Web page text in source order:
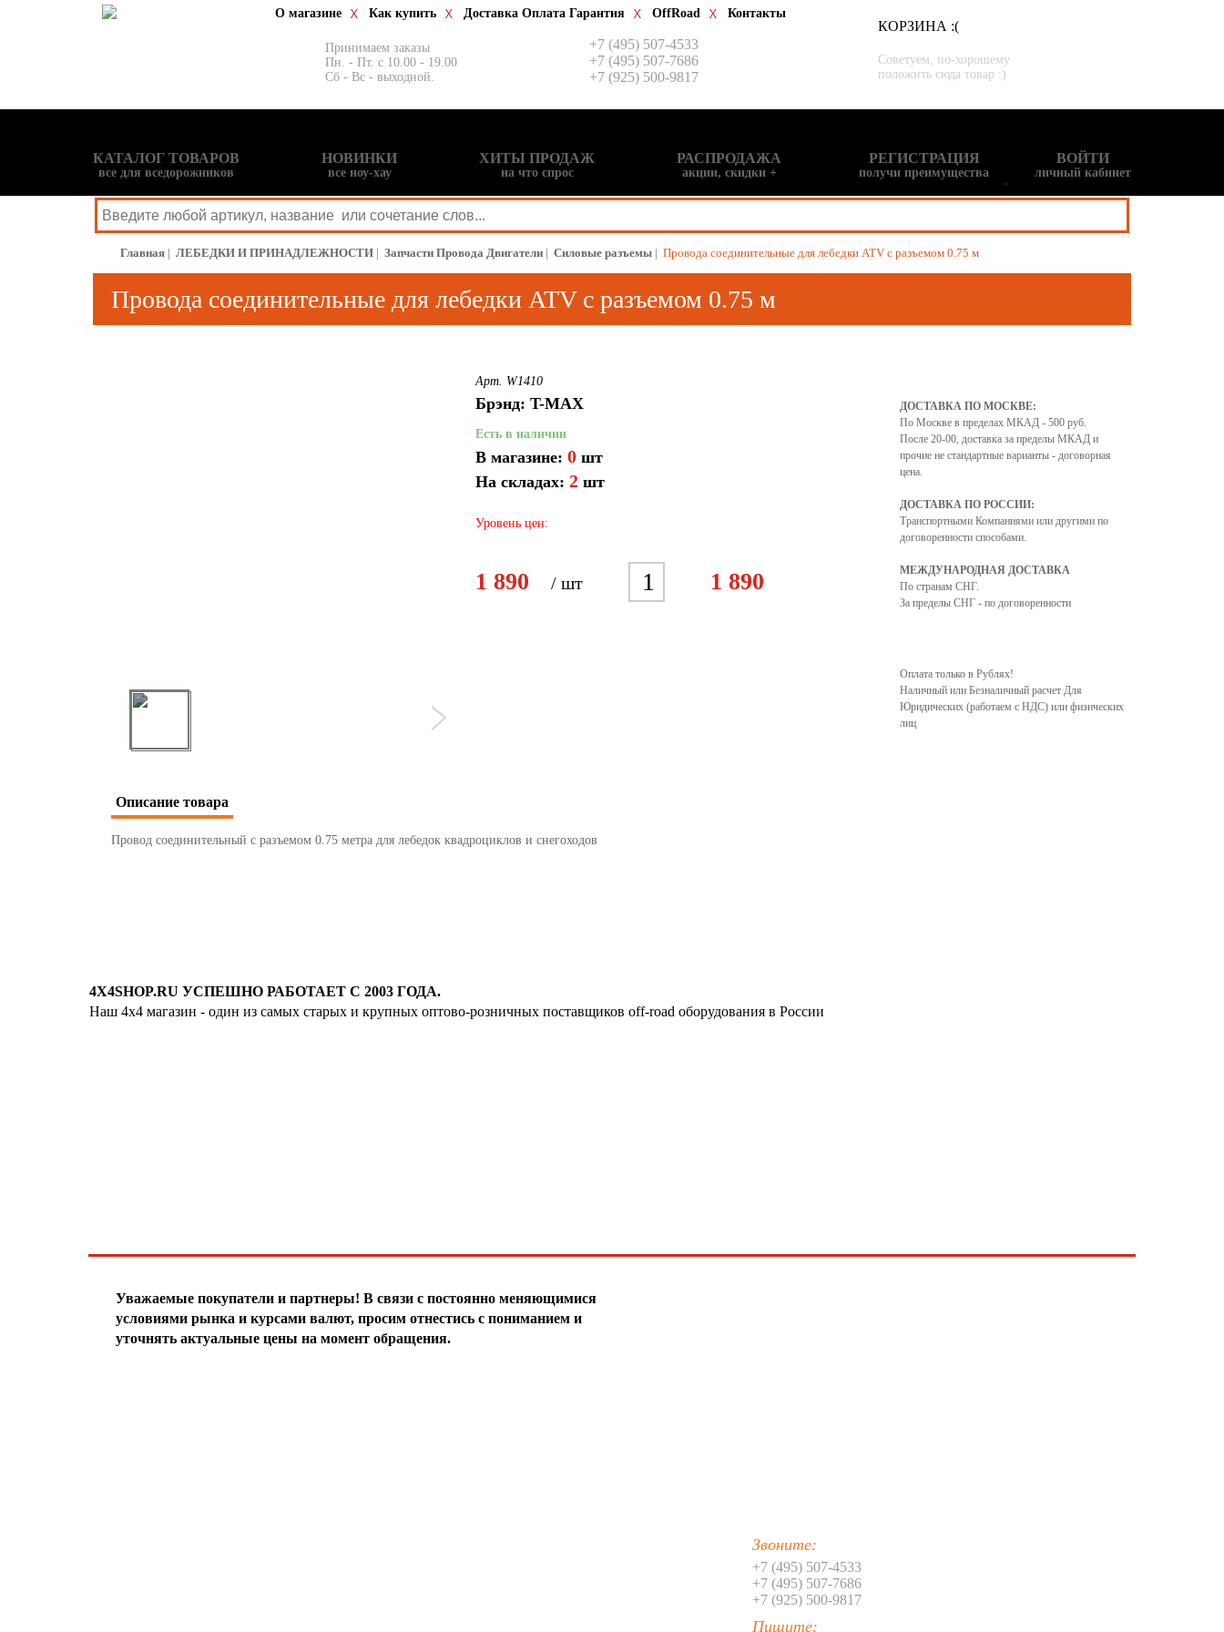
О магазине Как купить Доставка Оплата Гарантия OffRoad Контакты
Принимаем заказы
Пн. - Пт. с 10.00 - 19.00
Сб - Вс - выходной.
+7 (495) 507-4533
+7 (495) 507-7686
+7 (925) 500-9817
КОРЗИНА :(
Советуем, по-хорошему
положить сюда товар :)
РЕГИСТРАЦИЯ
получи преимущества
ВОЙТИ
личный кабинет
КАТАЛОГ ТОВАРОВ
все для вседорожников
НОВИНКИ
все ноу-хау
ХИТЫ ПРОДАЖ
на что спрос
РАСПРОДАЖА
акции, скидки +
Главная | ЛЕБЕДКИ И ПРИНАДЛЕЖНОСТИ | Запчасти Провода Двигатели | Силовые разъемы | Провода соединительные для лебедки ATV с разъемом 0.75 м
Провода соединительные для лебедки ATV с разъемом 0.75 м
Арт. W1410
Брэнд: T-MAX
Есть в наличии
В магазине: 0 шт
На складах: 2 шт
Уровень цен:
1 890 / шт
1
13
1 890
ДОСТАВКА ПО МОСКВЕ:
По Москве в пределах МКАД - 500 руб.
После 20-00, доставка за пределы МКАД и
прочие не стандартные варианты - договорная
цена.
ДОСТАВКА ПО РОССИИ:
Транспортными Компаниями или другими по
договоренности способами.
МЕЖДУНАРОДНАЯ ДОСТАВКА
По странам СНГ.
За пределы СНГ - по договоренности
Оплата только в Рублях!
Наличный или Безналичный расчет Для
Юридических (работаем с НДС) или физических
лиц
Описание товара
Провод соединительный c разъемом 0.75 метра для лебедок квадроциклов и снегоходов
4X4SHOP.RU УСПЕШНО РАБОТАЕТ С 2003 ГОДА.
Наш 4x4 магазин - один из самых старых и крупных оптово-розничных поставщиков off-road оборудования в России
Уважаемые покупатели и партнеры! В связи с постоянно меняющимися
условиями рынка и курсами валют, просим отнестись с пониманием и
уточнять актуальные цены на момент обращения.
Звоните:
+7 (495) 507-4533
+7 (495) 507-7686
+7 (925) 500-9817
Пишите: